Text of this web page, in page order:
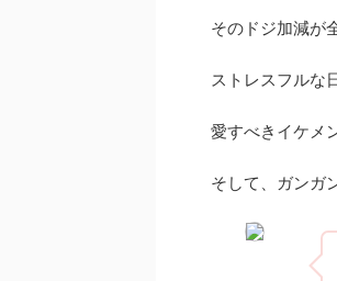
そのドジ加減が
ストレスフルな
愛すべきイケメ
そして、ガンガ